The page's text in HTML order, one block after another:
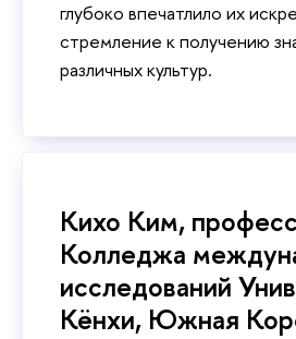
глубоко впечатлило их
стремление к получению
различных культур.
Кихо Ким,
Колледжа
исследований
Кёнхи, Южная